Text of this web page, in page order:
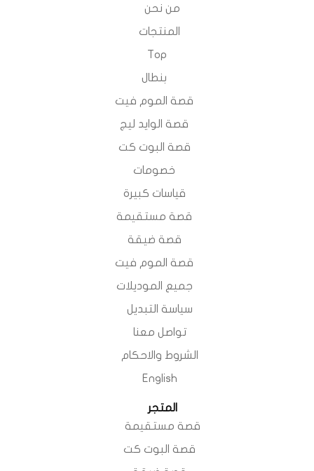
من نحن
المنتجات
Top
بنطال
قصة الموم فيت
قصة الوايد ليج
قصة البوت كت
خصومات
قياسات كبيرة
قصة مستقيمة
قصة ضيقة
قصة الموم فيت
جميع الموديلات
سياسة التبديل
تواصل معنا
الشروط والاحكام
English
المتجر
قصة مستقيمة
قصة البوت كت